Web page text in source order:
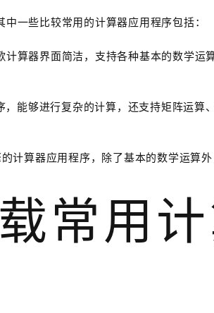
一些比较常用的计算器应用程序包括：
算器界面简洁，支持各种基本的数学运
能够进行复杂的计算，还支持矩阵运算
计算器应用程序，除了基本的数学运算
常用